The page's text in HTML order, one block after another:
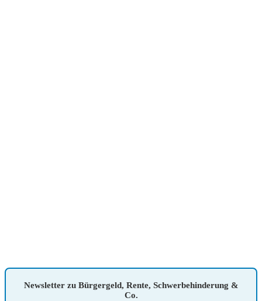
Newsletter zu Bürgergeld, Rente, Schwerbehinderung &
Co.